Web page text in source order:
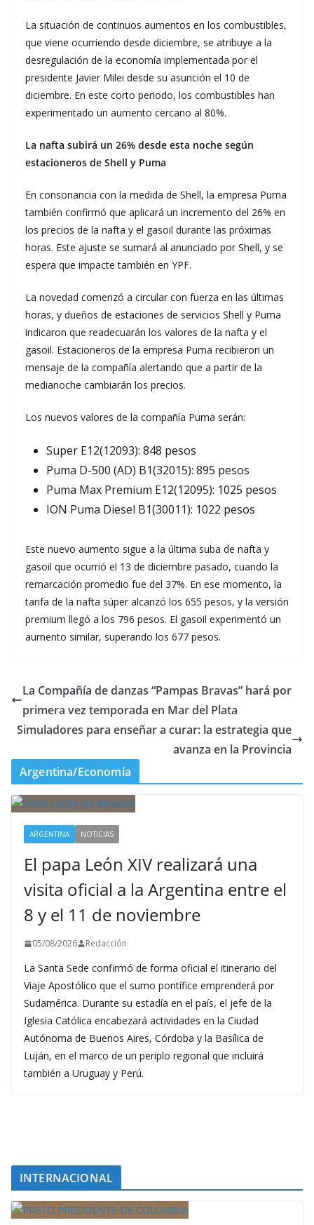
La situación de continuos aumentos en los combustibles,
que viene ocurriendo desde diciembre, se atribuye a la
desregulación de la economía implementada por el
presidente Javier Milei desde su asunción el 10 de
diciembre. En este corto periodo, los combustibles han
experimentado un aumento cercano al 80%.
La nafta subirá un 26% desde esta noche según
estacioneros de Shell y Puma
En consonancia con la medida de Shell, la empresa Puma
también confirmó que aplicará un incremento del 26% en
los precios de la nafta y el gasoil durante las próximas
horas. Este ajuste se sumará al anunciado por Shell, y se
espera que impacte también en YPF.
La novedad comenzó a circular con fuerza en las últimas
horas, y dueños de estaciones de servicios Shell y Puma
indicaron que readecuarán los valores de la nafta y el
gasoil. Estacioneros de la empresa Puma recibieron un
mensaje de la compañía alertando que a partir de la
medianoche cambiarán los precios.
Los nuevos valores de la compañía Puma serán:
Super E12(12093): 848 pesos
Puma D-500 (AD) B1(32015): 895 pesos
Puma Max Premium E12(12095): 1025 pesos
ION Puma Diesel B1(30011): 1022 pesos
Este nuevo aumento sigue a la última suba de nafta y
gasoil que ocurrió el 13 de diciembre pasado, cuando la
remarcación promedio fue del 37%. En ese momento, la
tarifa de la nafta súper alcanzó los 655 pesos, y la versión
premium llegó a los 796 pesos. El gasoil experimentó un
aumento similar, superando los 677 pesos.
La Compañía de danzas “Pampas Bravas” hará por
primera vez temporada en Mar del Plata
Simuladores para enseñar a curar: la estrategia que
avanza en la Provincia
Argentina/Economía
ARGENTINA NOTICIAS
El papa León XIV realizará una
visita oficial a la Argentina entre el
8 y el 11 de noviembre
05/08/2026 Redacción
La Santa Sede confirmó de forma oficial el itinerario del
Viaje Apostólico que el sumo pontífice emprenderá por
Sudamérica. Durante su estadía en el país, el jefe de la
Iglesia Católica encabezará actividades en la Ciudad
Autónoma de Buenos Aires, Córdoba y la Basílica de
Luján, en el marco de un periplo regional que incluirá
también a Uruguay y Perú.
INTERNACIONAL